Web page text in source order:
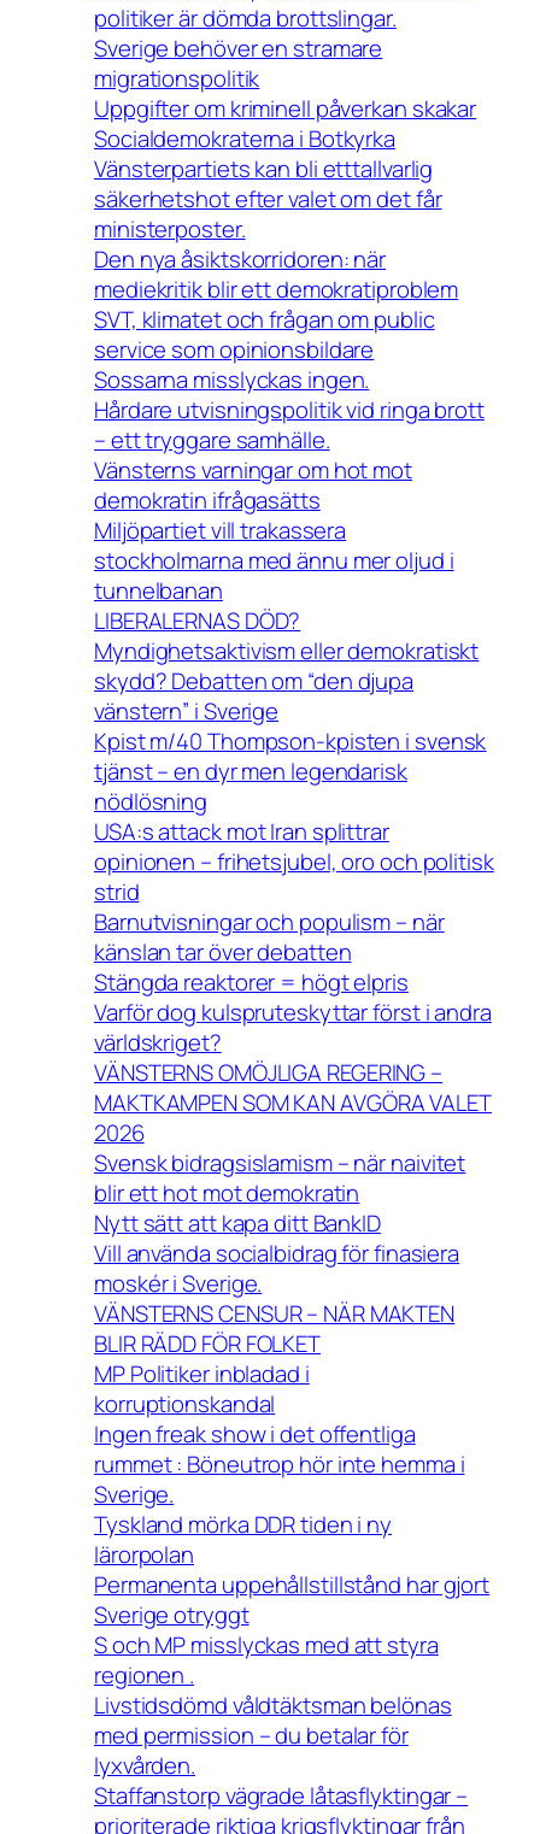
politiker är dömda brottslingar.
Sverige behöver en stramare
migrationspolitik
Uppgifter om kriminell påverkan skakar
Socialdemokraterna i Botkyrka
Vänsterpartiets kan bli etttallvarlig
säkerhetshot efter valet om det får
ministerposter.
Den nya åsiktskorridoren: när
mediekritik blir ett demokratiproblem
SVT, klimatet och frågan om public
service som opinionsbildare
Sossarna misslyckas ingen.
Hårdare utvisningspolitik vid ringa brott
– ett tryggare samhälle.
Vänsterns varningar om hot mot
demokratin ifrågasätts
Miljöpartiet vill trakassera
stockholmarna med ännu mer oljud i
tunnelbanan
LIBERALERNAS DÖD?
Myndighetsaktivism eller demokratiskt
skydd? Debatten om “den djupa
vänstern” i Sverige
Kpist m/40 Thompson-kpisten i svensk
tjänst – en dyr men legendarisk
nödlösning
USA:s attack mot Iran splittrar
opinionen – frihetsjubel, oro och politisk
strid
Barnutvisningar och populism – när
känslan tar över debatten
Stängda reaktorer = högt elpris
Varför dog kulspruteskyttar först i andra
världskriget?
VÄNSTERNS OMÖJLIGA REGERING –
MAKTKAMPEN SOM KAN AVGÖRA VALET
2026
Svensk bidragsislamism – när naivitet
blir ett hot mot demokratin
Nytt sätt att kapa ditt BankID
Vill använda socialbidrag för finasiera
moskér i Sverige.
VÄNSTERNS CENSUR – NÄR MAKTEN
BLIR RÄDD FÖR FOLKET
MP Politiker inbladad i
korruptionskandal
Ingen freak show i det offentliga
rummet : Böneutrop hör inte hemma i
Sverige.
Tyskland mörka DDR tiden i ny
lärorpolan
Permanenta uppehållstillstånd har gjort
Sverige otryggt
S och MP misslyckas med att styra
regionen .
Livstidsdömd våldtäktsman belönas
med permission – du betalar för
lyxvården.
Staffanstorp vägrade låtasflyktingar –
prioriterade riktiga krigsflyktingar från